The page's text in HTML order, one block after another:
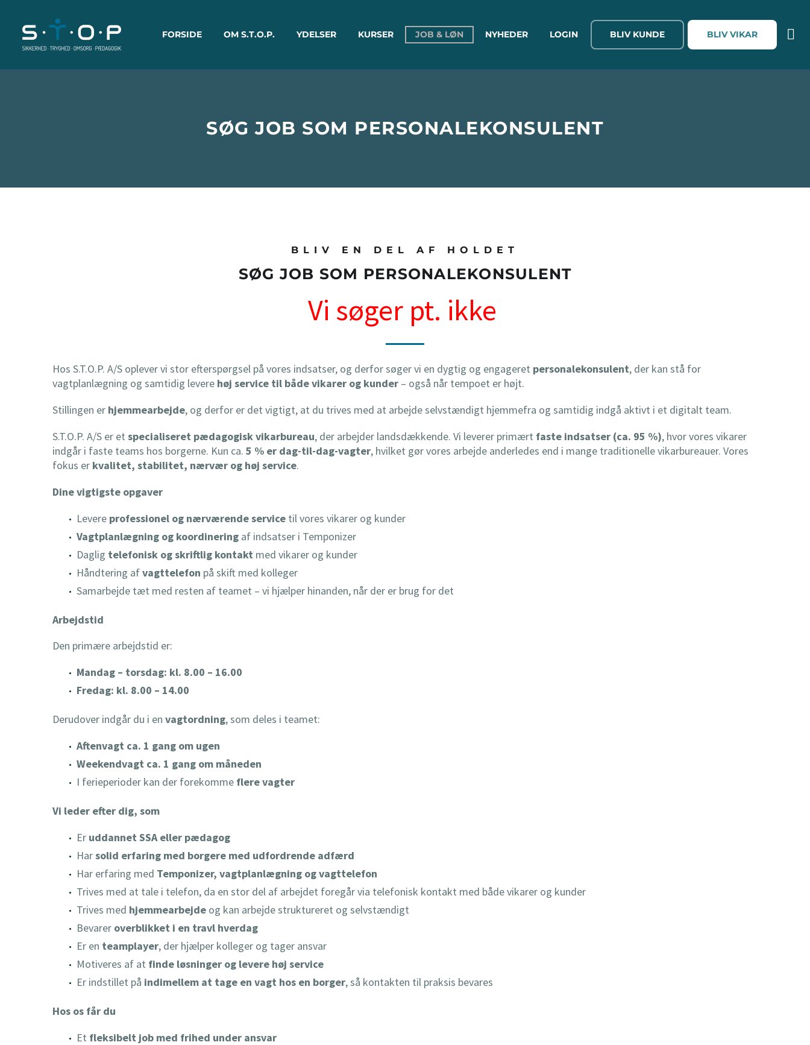
FORSIDE OM S.T.O.P. YDELSER KURSER JOB & LØN NYHEDER LOGIN BLIV KUNDE BLIV VIKAR
SØG JOB SOM PERSONALEKONSULENT
BLIV EN DEL AF HOLDET
SØG JOB SOM PERSONALEKONSULENT
Vi søger pt. ikke
Hos S.T.O.P. A/S oplever vi stor efterspørgsel på vores indsatser, og derfor søger vi en dygtig og engageret personalekonsulent, der kan stå for
vagtplanlægning og samtidig levere høj service til både vikarer og kunder – også når tempoet er højt.
Stillingen er hjemmearbejde, og derfor er det vigtigt, at du trives med at arbejde selvstændigt hjemmefra og samtidig indgå aktivt i et digitalt team.
S.T.O.P. A/S er et specialiseret pædagogisk vikarbureau, der arbejder landsdækkende. Vi leverer primært faste indsatser (ca. 95 %), hvor vores vikarer
indgår i faste teams hos borgerne. Kun ca. 5 % er dag-til-dag-vagter, hvilket gør vores arbejde anderledes end i mange traditionelle vikarbureauer. Vores
fokus er kvalitet, stabilitet, nærvær og høj service.
Dine vigtigste opgaver
Levere professionel og nærværende service til vores vikarer og kunder
Vagtplanlægning og koordinering af indsatser i Temponizer
Daglig telefonisk og skriftlig kontakt med vikarer og kunder
Håndtering afvagttelefon på skift med kolleger
Samarbejde tæt med resten af teamet – vi hjælper hinanden, når der er brug for det
Arbejdstid
Den primære arbejdstid er:
Mandag – torsdag: kl. 8.00 – 16.00
Fredag: kl. 8.00 – 14.00
Derudover indgår du i en vagtordning, som deles i teamet:
Aftenvagt ca. 1 gang om ugen
Weekendvagt ca. 1 gang om måneden
I ferieperioder kan der forekomme flere vagter
Vi leder efter dig, som
Er uddannet SSA eller pædagog
Harsolid erfaring med borgere med udfordrende adfærd
Har erfaring med Temponizer, vagtplanlægning og vagttelefon
Trives med at tale i telefon, da en stor del af arbejdet foregår via telefonisk kontakt med både vikarer og kunder
Trives med hjemmearbejde og kan arbejde struktureret og selvstændigt
Bevarer overblikket i en travl hverdag
Er en teamplayer, der hjælper kolleger og tager ansvar
Motiveres af at finde løsninger og levere høj service
Er indstillet på indimellem at tage en vagt hos en borger, så kontakten til praksis bevares
Hos os får du
Et fleksibelt job med frihed under ansvar